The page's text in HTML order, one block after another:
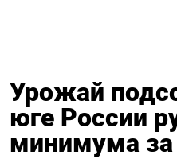
Урожай
юге России
минимума за